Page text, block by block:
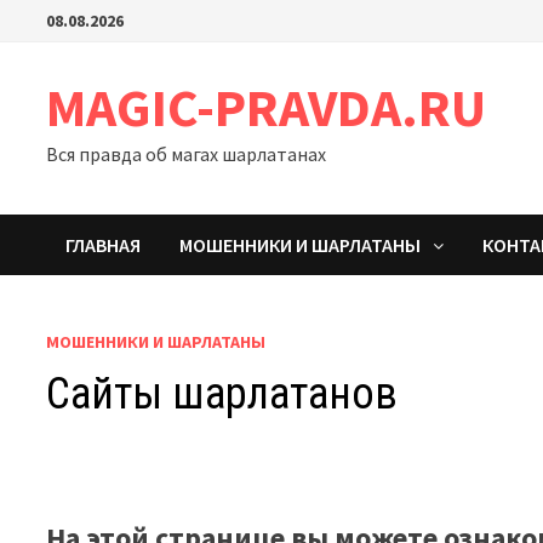
Перейти08.08.2026
MAGIC-PRAVDA.RU
Вся правда об магах шарлатанах
ГЛАВНАЯ МОШЕННИКИ И ШАРЛАТАНЫ
МОШЕННИКИ И ШАРЛАТАНЫ
Сайты шарлатанов